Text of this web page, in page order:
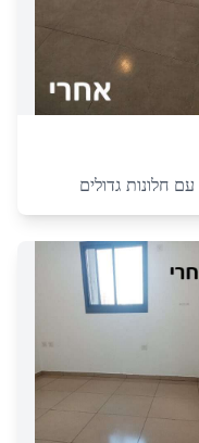
חלונות גדולים